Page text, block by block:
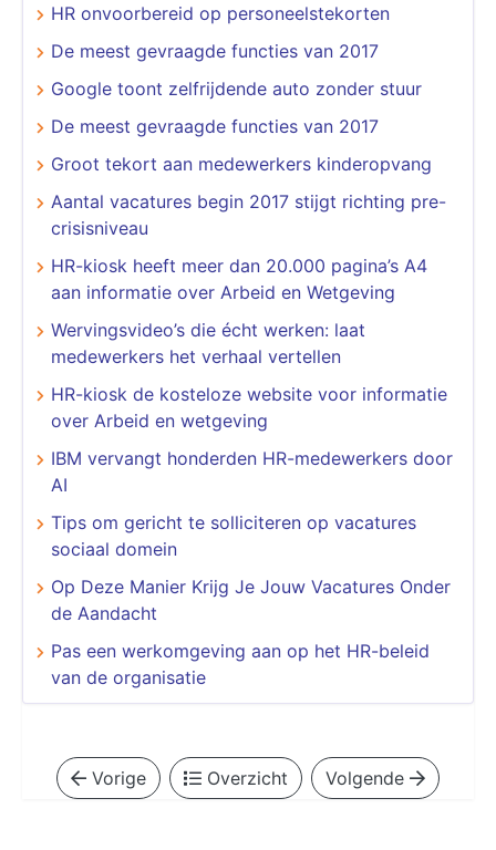
HR onvoorbereid op personeelstekorten
De meest gevraagde functies van 2017
Google toont zelfrijdende auto zonder stuur
De meest gevraagde functies van 2017
Groot tekort aan medewerkers kinderopvang
Aantal vacatures begin 2017 stijgt richting pre-
crisisniveau
HR-kiosk heeft meer dan 20.000 pagina’s A4
aan informatie over Arbeid en Wetgeving
Wervingsvideo’s die écht werken: laat
medewerkers het verhaal vertellen
HR-kiosk de kosteloze website voor informatie
over Arbeid en wetgeving
​​​​​​​IBM vervangt honderden HR-medewerkers door
AI
Tips om gericht te solliciteren op vacatures
sociaal domein
Op Deze Manier Krijg Je Jouw Vacatures Onder
de Aandacht
Pas een werkomgeving aan op het HR-beleid
van de organisatie
Vorige Overzicht Volgende